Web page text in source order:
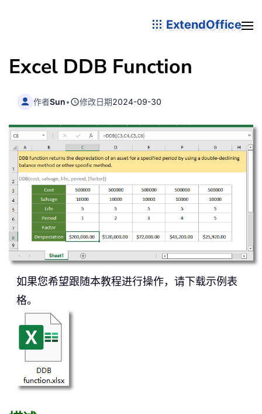
ExtendOffice
Excel DDB Function
作者Sun• 修改日期2024-09-30
如果您希望跟随本教程进行操作，请下载示例表
格。